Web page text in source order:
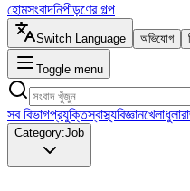
হোমসংবাদনিপীড়ণের গল্প
Switch Language অভিযোগ
Toggle menu
সব বিভাগপ্রযুক্তিস্বাস্থ্যবিজ্ঞানখেলাধুলা
Category:Job